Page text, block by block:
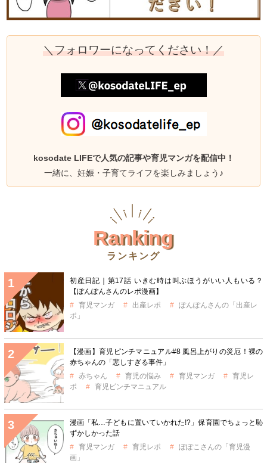
＼フォロワーになってください！／
kosodate LIFEで人気の記事や育児マンガを配信中！
一緒に、妊娠・子育てライフを楽しみましょう♪
Ranking
ランキング
初産日記｜第17話 いきむ時は叫ぶほうがいい人もいる？
【ぽんぽんさんのレポ漫画】
育児マンガ
出産レポ
ぽんぽんさんの「出産レ
ポ」
【漫画】育児ピンチマニュアル#8 風呂上がりの災厄！裸の
赤ちゃんの「悲しすぎる事件」
赤ちゃん
育児の悩み 育児マンガ
育児レ
ポ
育児ピンチマニュアル
漫画「私…子どもに置いていかれた!?」保育園でちょっと恥
ずかしかった話
育児マンガ
育児レポ
ぽぽこさんの「育児漫
画」